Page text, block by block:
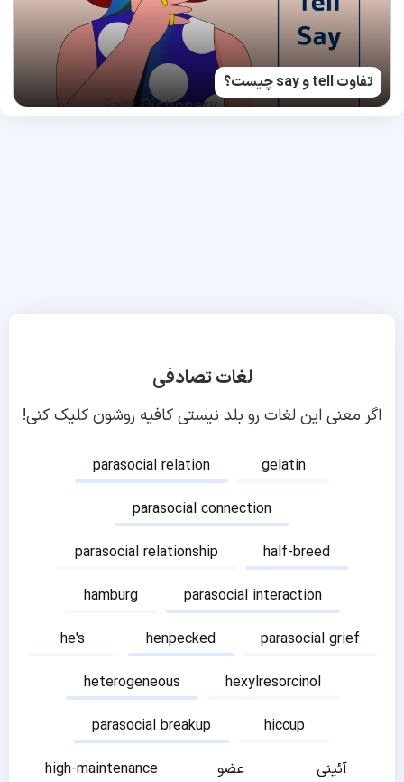
تفاوت tell و say چیست؟
لغات تصادفی
اگر معنی این لغات رو بلد نیستی کافیه روشون کلیک کنی!
parasocial relation
gelatin
parasocial connection
parasocial relationship
half-breed
hamburg
parasocial interaction
he's
henpecked
parasocial grief
heterogeneous
hexylresorcinol
parasocial breakup
hiccup
high-maintenance
عضو
آئینی